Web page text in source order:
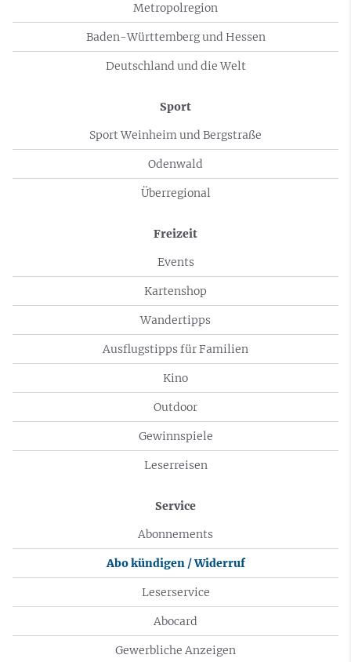
Metropolregion
Baden-Württemberg und Hessen
Deutschland und die Welt
Sport
Sport Weinheim und Bergstraße
Odenwald
Überregional
Freizeit
Events
Kartenshop
Wandertipps
Ausflugstipps für Familien
Kino
Outdoor
Gewinnspiele
Leserreisen
Service
Abonnements
Abo kündigen / Widerruf
Leserservice
Abocard
Gewerbliche Anzeigen